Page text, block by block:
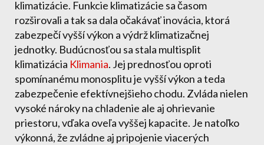
klimatizácie. Funkcie klimatizácie sa časom
rozširovali a tak sa dala očakávať inovácia, ktorá
zabezpečí vyšší výkon a výdrž klimatizačnej
jednotky. Budúcnosťou sa stala multisplit
klimatizácia Klimania. Jej prednosťou oproti
spomínanému monosplitu je vyšší výkon a teda
zabezpečenie efektívnejšieho chodu. Zvláda nielen
vysoké nároky na chladenie ale aj ohrievanie
priestoru, vďaka oveľa vyššej kapacite. Je natoľko
výkonná, že zvládne aj pripojenie viacerých